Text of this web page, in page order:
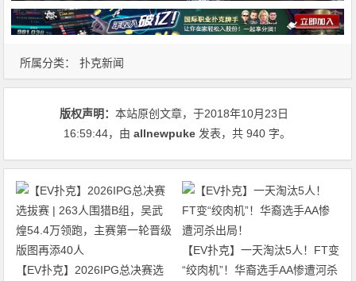
所属分类： 扑克新闻
版权声明：本站原创文章，于2018年10月23日
16:59:44，由allnewpuke 发表，共 940 字。
【EV扑克】2026IPG总决赛选
【EV扑克】一天淘汰5人！FT变
“绞肉机”！华裔选手AA惨遭河杀